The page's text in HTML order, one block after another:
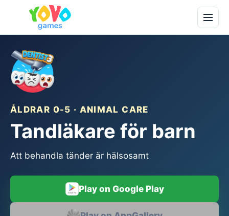
ÅLDRAR 0-5 · ANIMAL CARE
Tandläkare för barn
Att behandla tänder är hälsosamt
Play on Google Play